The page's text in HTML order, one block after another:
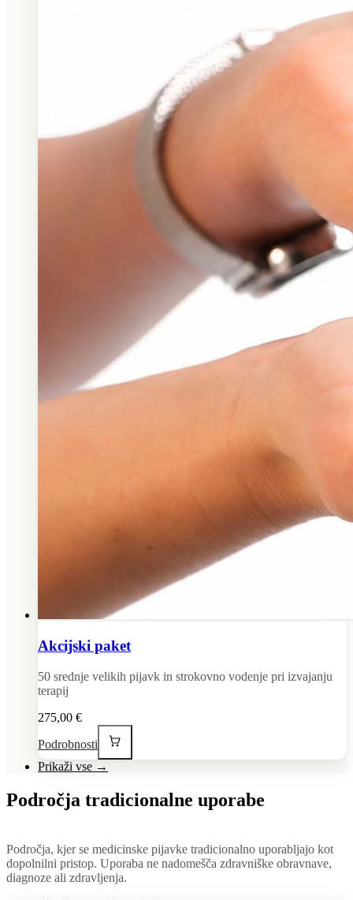
Akcijski paket
50 srednje velikih pijavk in strokovno vodenje pri izvajanju
terapij
275,00 €
Podrobnosti
Prikaži vse →
Področja tradicionalne uporabe
Področja, kjer se medicinske pijavke tradicionalno uporabljajo kot
dopolnilni pristop. Uporaba ne nadomešča zdravniške obravnave,
diagnoze ali zdravljenja.